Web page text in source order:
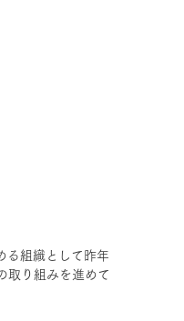
る組織として昨年
取り組みを進めて